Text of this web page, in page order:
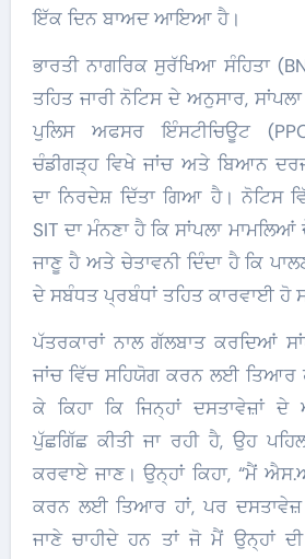
ਇੱਕ ਦਿਨ ਬਾਅਦ ਆਇਆ ਹੈ।
ਭਾਰਤੀ ਨਾਗਰਿਕ ਸੁਰੱਖਿਆ ਸੰਹਿਤਾ
ਤਹਿਤ ਜਾਰੀ ਨੋਟਿਸ ਦੇ ਅਨੁਸਾਰ,
ਪੁਲਿਸ ਅਫਸਰ ਇੰਸਟੀਚਿਊਟ
ਚੰਡੀਗੜ੍ਹ ਵਿਖੇ ਜਾਂਚ ਅਤੇ ਬਿਆਨ
ਦਾ ਨਿਰਦੇਸ਼ ਦਿੱਤਾ ਗਿਆ ਹੈ। ਨੋਟਿਸ
SIT ਦਾ ਮੰਨਣਾ ਹੈ ਕਿ ਸਾਂਪਲਾ
ਜਾਣੂ ਹੈ ਅਤੇ ਚੇਤਾਵਨੀ ਦਿੰਦਾ ਹੈ ਕਿ
ਦੇ ਸਬੰਧਤ ਪ੍ਰਬੰਧਾਂ ਤਹਿਤ ਕਾਰਵਾਈ ਹੋ
ਪੱਤਰਕਾਰਾਂ ਨਾਲ ਗੱਲਬਾਤ ਕਰਦਿਆਂ
ਜਾਂਚ ਵਿੱਚ ਸਹਿਯੋਗ ਕਰਨ ਲਈ ਤਿਆਰ
ਕੇ ਕਿਹਾ ਕਿ ਜਿਨ੍ਹਾਂ ਦਸਤਾਵੇਜ਼ਾਂ
ਪੁੱਛਗਿੱਛ ਕੀਤੀ ਜਾ ਰਹੀ ਹੈ, ਉਹ
ਕਰਵਾਏ ਜਾਣ। ਉਨ੍ਹਾਂ ਕਿਹਾ, “ਮੈਂ
ਕਰਨ ਲਈ ਤਿਆਰ ਹਾਂ, ਪਰ ਦਸਤਾਵੇਜ਼
ਜਾਣੇ ਚਾਹੀਦੇ ਹਨ ਤਾਂ ਜੋ ਮੈਂ ਉਨ੍ਹਾਂ